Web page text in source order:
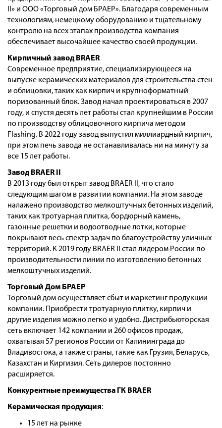
Оплата
Доставка
Сотрудничество
Галерея объектов
Контакты
II» и ООО «Торговый дом БРАЕР». Благодаря современным
технологиям, немецкому оборудованию и тщательному
контролю на всех этапах производства компания
обеспечивает высочайшее качество своей продукции.
Кирпичный завод BRAER
Современное предприятие, специализирующееся на
выпуске керамических материалов для строительства стен
и облицовки, таких как кирпич и крупноформатный
поризованный блок. Завод начал проектироваться в 2007
году, и спустя десять лет работы стал крупнейшим в России
по производству облицовочного кирпича методом
Flashing. В 2022 году завод выпустил миллиардный кирпич,
при этом печь завода не останавливалась ни на минуту за
все 15 лет работы.
Завод BRAER II
В 2013 году был открыт завод BRAER II, что стало
следующим шагом в развитии компании. На этом заводе
налажено производство мелкоштучных бетонных изделий,
таких как тротуарная плитка, бордюрный камень,
газонные решетки и водоотводные лотки, которые
покрывают весь спектр задач по благоустройству уличных
территорий. К 2019 году BRAER II стал лидером России по
производительности линии по изготовлению бетонных
мелкоштучных изделий.
Торговый Дом БРАЕР
Торговый дом осуществляет сбыт и маркетинг продукции
компании. Приобрести тротуарную плитку, кирпич и
другие изделия можно легко и удобно. Дистрибьюторская
сеть включает 142 компании и 260 офисов продаж,
охватывая 57 регионов России от Калининграда до
Владивостока, а также страны, такие как Грузия, Беларусь,
Казахстан и Киргизия. Сеть дилеров постоянно
расширяется.
Конкурентные преимущества ГК BRAER
Керамическая продукция:
15 лет на рынке